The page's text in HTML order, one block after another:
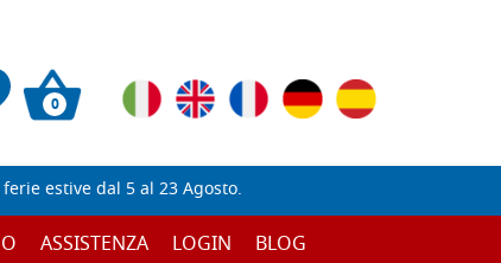
0
estive dal 5 al 23 Agosto.
ASSISTENZA LOGIN BLOG